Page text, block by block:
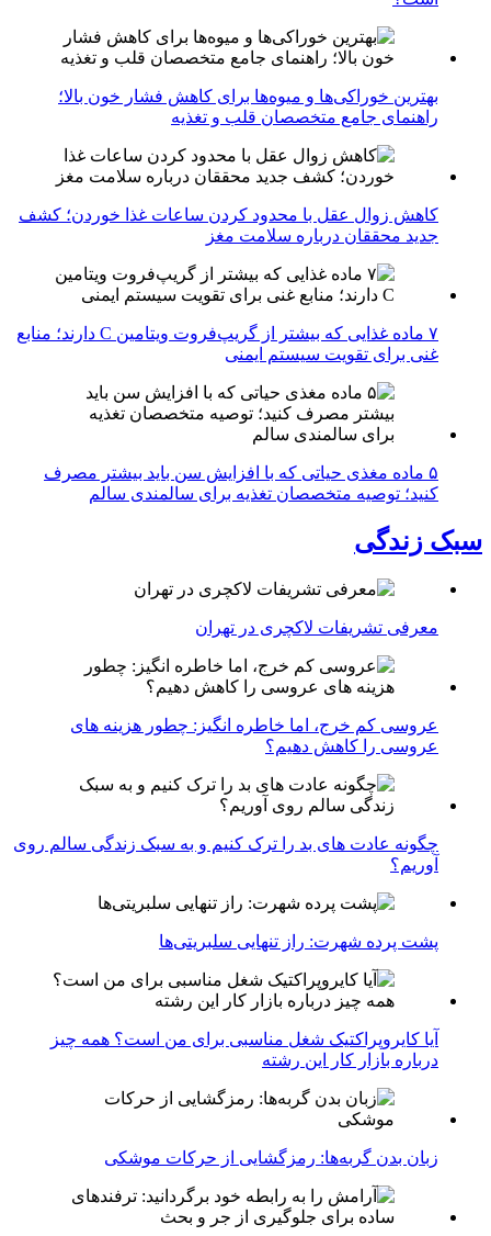
بهترین خوراکی‌ها و میوه‌ها برای کاهش فشار خون بالا؛
راهنمای جامع متخصصان قلب و تغذیه
کاهش زوال عقل با محدود کردن ساعات غذا خوردن؛ کشف
جدید محققان درباره سلامت مغز
۷ ماده غذایی که بیشتر از گریپ‌فروت ویتامین C دارند؛ منابع
غنی برای تقویت سیستم ایمنی
۵ ماده مغذی حیاتی که با افزایش سن باید بیشتر مصرف
کنید؛ توصیه متخصصان تغذیه برای سالمندی سالم
سبک زندگی
معرفی تشریفات لاکچری در تهران
عروسی کم خرج، اما خاطره انگیز: چطور هزینه های
عروسی را کاهش دهیم؟
چگونه عادت‌ های بد را ترک کنیم و به سبک زندگی سالم روی
آوریم؟
پشت پرده شهرت: راز تنهایی سلبریتی‌ها
آیا کایروپراکتیک شغل مناسبی برای من است؟ همه چیز
درباره بازار کار این رشته
زبان بدن گربه‌ها: رمزگشایی از حرکات موشکی